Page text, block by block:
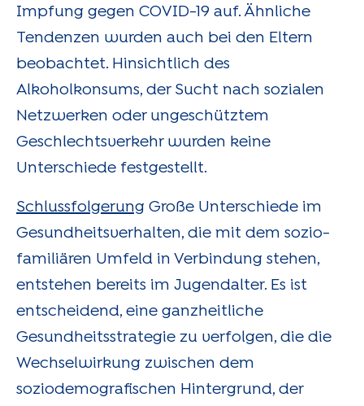
Impfung gegen COVID-19 auf. Ähnliche
Tendenzen wurden auch bei den Eltern
beobachtet. Hinsichtlich des
Alkoholkonsums, der Sucht nach sozialen
Netzwerken oder ungeschütztem
Geschlechtsverkehr wurden keine
Unterschiede festgestellt.
Schlussfolgerung Große Unterschiede im
Gesundheitsverhalten, die mit dem sozio-
familiären Umfeld in Verbindung stehen,
entstehen bereits im Jugendalter. Es ist
entscheidend, eine ganzheitliche
Gesundheitsstrategie zu verfolgen, die die
Wechselwirkung zwischen dem
soziodemografischen Hintergrund, der